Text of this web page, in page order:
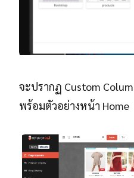
จะปรากฏ Custom
พร้อมตัวอย่างหน้า Home